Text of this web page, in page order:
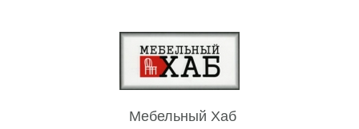
Мебельный Хаб